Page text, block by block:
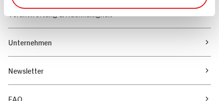
Unternehmen
Newsletter
FAQ